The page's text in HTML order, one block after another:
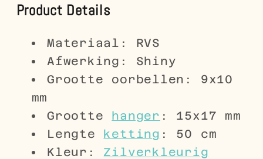
Product Details
Materiaal: RVS
Afwerking: Shiny
Grootte oorbellen: 9x10
mm
Grootte hanger : 15x17 mm
Lengte ketting : 50 cm
Kleur: Zilverkleurig